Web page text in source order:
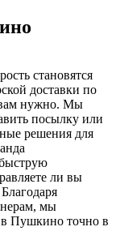
становятся
доставки по
нужно. Мы
посылку или
решения для
ли вы
мы
в Пушкино точно в